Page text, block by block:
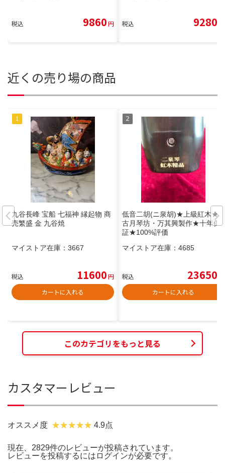
税込 9860円 税込 9280
近くの売り場の商品
九谷長峰 宝船 七福神 縁起物 商
売繁盛 金 九谷焼
マイストア在庫： 3667
税込 11600円
カートに入れる
低音二胡(ニ泉胡)★上級紅木★
古月琴坊・万其興製作★十年保
証★100%評価
マイストア在庫： 4685
税込 23650
カートに入れる
このカテゴリをもっと見る
カスタマーレビュー
オススメ度 4.9点
現在、2829件のレビューが投稿されています。
レビューを投稿するには ログインが必要です。